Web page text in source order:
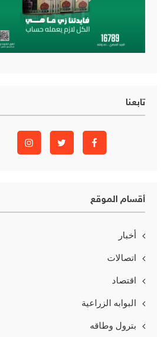
تابعنا
أقسام الموقع
أخبار
اتصالات
اقتصاد
البوابه الزراعية
بترول وطاقه